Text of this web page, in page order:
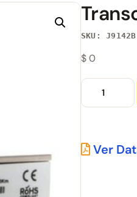
SKU: J9142B
$0
Ver